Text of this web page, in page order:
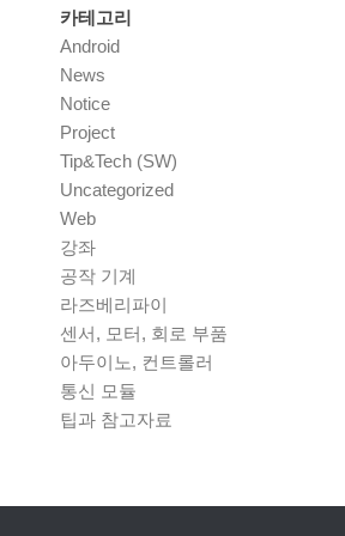
카테고리
Android
News
Notice
Project
Tip&Tech (SW)
Uncategorized
Web
강좌
공작 기계
라즈베리파이
센서, 모터, 회로 부품
아두이노, 컨트롤러
통신 모듈
팁과 참고자료